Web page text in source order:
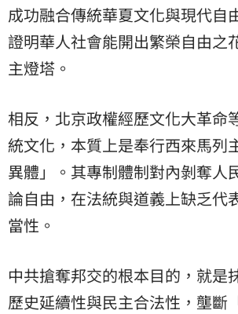
成功融合傳統華夏文化與現代自
證明華人社會能開出繁榮自由之
主燈塔。
相反，北京政權經歷文化大革命
統文化，本質上是奉行西來馬列
異體」。其專制體制對內剝奪人
論自由，在法統與道義上缺乏代
當性。
中共搶奪邦交的根本目的，就是
歷史延續性與民主合法性，壟斷